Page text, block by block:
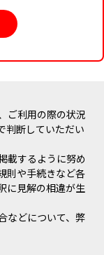
ご利用の際の状況
判断していただい
載するように努め
則や手続きなど各
に見解の相違が生
などについて、弊